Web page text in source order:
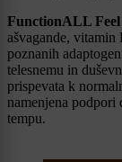
FunctionALL Feel
ašvagande,
poznanih
telesnemu in
prispevata k
namenjena podpori
tempu.